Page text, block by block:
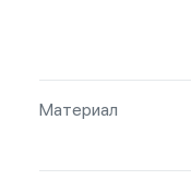
Материал